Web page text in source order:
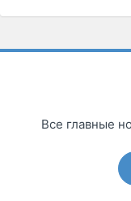
Все главные